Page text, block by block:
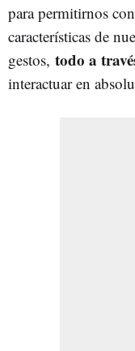
para permitirnos
características de
gestos, todo a
interactuar en